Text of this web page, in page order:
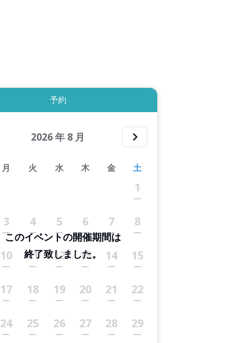
予約
2026年 8 月
月 火 水 木 金 土
1
3 4 5 6 7 8
10 11 12 13 14 15
17 18 19 20 21 22
24 25 26 27 28 29
このイベントの開催期間は
終了致しました。